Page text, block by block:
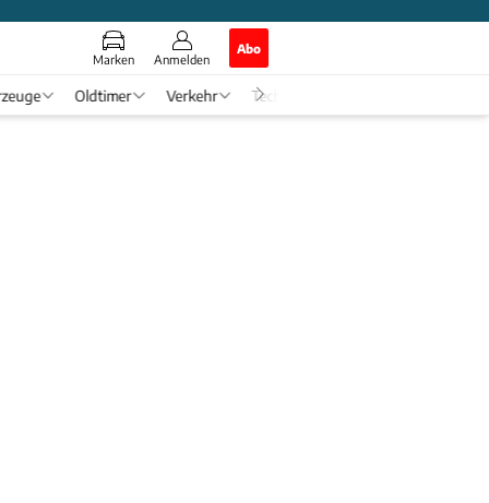
Marken Anmelden
Abo
Oldtimer Verkehr Tech & Zukunft